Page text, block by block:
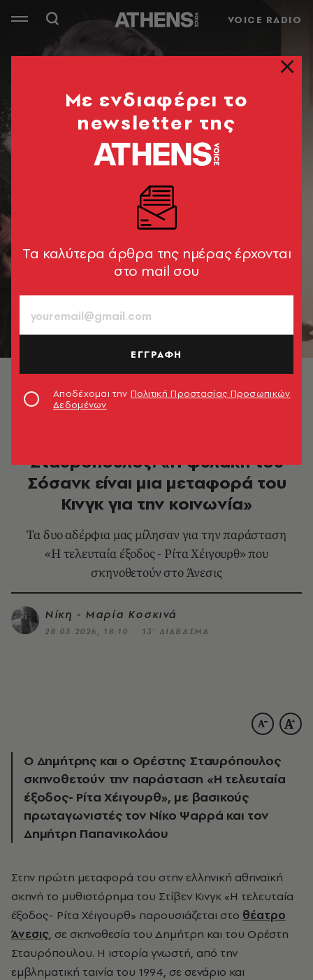
VOICE RADIO
© Πάτροκλος Σκαφίδας
Σταυρόπουλος: «Η φυλακή του
Σόσανκ είναι μια μεταφορά του
Κινγκ για την κοινωνία»
Τα δυο αδέρφια μας μίλησαν για την παράσταση
«Η τελευταία έξοδος - Ρίτα Χέιγουρθ» που
σκηνοθετούν στο Άνεσις
Νίκη - Μαρία Κοσκινά
28.03.2026, 18:10 13’ ΔΙΑΒΑΣΜΑ
Ο Δημήτρης και o Ορέστης Σταυρόπουλος
σκηνοθετούν την παράσταση «Η τελευταία
έξοδος- Ρίτα Χέιγουρθ», με βασικούς
πρωταγωνιστές τον Νίκο Ψαρρά και τον
Δημήτρη Παπανικολάου
Στην πρώτη μεταφορά του στην ελληνική αθηναïκή
σκηνή το μυθιστόρημα του Στίβεν Κινγκ «Η τελευταία
έξοδος- Ρίτα Χέιγουρθ» παρουσιάζεται στο θέατρο
Άνεσις, σε σκηνοθεσία του Δημήτρη και του Ορέστη
Σταυρόπουλου. Η ιστορία γνωστή, από την
εμβληματική ταινία του 1994, σε σενάριο και
Mε ενδιαφέρει το
newsletter της
Tα καλύτερα άρθρα της ημέρας έρχονται
στο mail σου
ΕΓΓΡΑΦΗ
Αποδέχομαι την Πολιτική Προστασίας Προσωπικών
Δεδομένων